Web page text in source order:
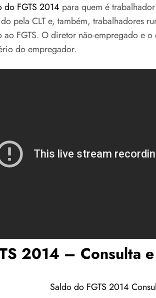
do FGTS 2014 para quem é
pela CLT e, também, trabalhadores
FGTS. O diretor não-empregado e
do empregador.
2014 – Consulta